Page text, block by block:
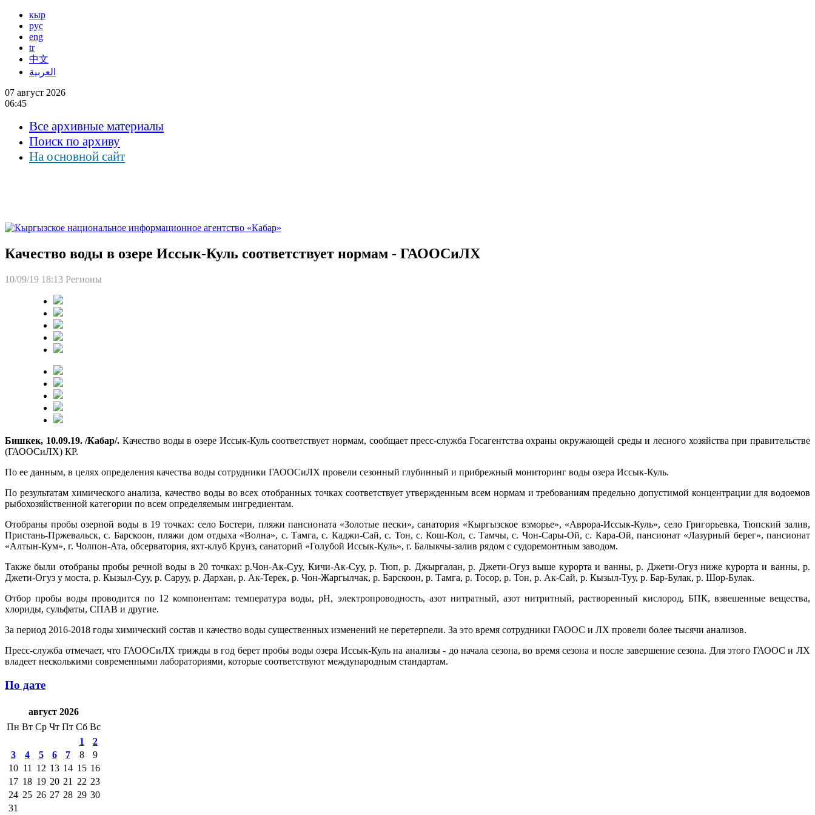
кыр
рус
eng
tr
中文
العربية
07 август 2026
06:45
Все архивные материалы
Поиск по архиву
На основной сайт
Качество воды в озере Иссык-Куль соответствует нормам - ГАООСиЛХ
10/09/19 18:13 Регионы
Бишкек, 10.09.19. /Кабар/. Качество воды в озере Иссык-Куль соответствует нормам, сообщает пресс-служба Госагентства охраны окружающей среды и лесного хозяйства при правительстве
(ГАООСиЛХ) КР.
По ее данным, в целях определения качества воды сотрудники ГАООСиЛХ провели сезонный глубинный и прибрежный мониторинг воды озера Иссык-Куль.
По результатам химического анализа, качество воды во всех отобранных точках соответствует утвержденным всем нормам и требованиям предельно допустимой концентрации для водоемов
рыбохозяйственной категории по всем определяемым ингредиентам.
Отобраны пробы озерной воды в 19 точках: село Бостери, пляжи пансионата «Золотые пески», санатория «Кыргызское взморье», «Аврора-Иссык-Куль», село Григорьевка, Тюпский залив,
Пристань-Пржевальск, с. Барскоон, пляжи дом отдыха «Волна», с. Тамга, с. Каджи-Сай, с. Тон, с. Кош-Кол, с. Тамчы, с. Чон-Сары-Ой, с. Кара-Ой, пансионат «Лазурный берег», пансионат
«Алтын-Кум», г. Чолпон-Ата, обсерватория, яхт-клуб Круиз, санаторий «Голубой Иссык-Куль», г. Балыкчы-залив рядом с судоремонтным заводом.
Также были отобраны пробы речной воды в 20 точках: р.Чон-Ак-Суу, Кичи-Ак-Суу, р. Тюп, р. Джыргалан, р. Джети-Огуз выше курорта и ванны, р. Джети-Огуз ниже курорта и ванны, р.
Джети-Огуз у моста, р. Кызыл-Суу, р. Саруу, р. Дархан, р. Ак-Терек, р. Чон-Жаргылчак, р. Барскоон, р. Тамга, р. Тосор, р. Тон, р. Ак-Сай, р. Кызыл-Туу, р. Бар-Булак, р. Шор-Булак.
Отбор пробы воды проводится по 12 компонентам: температура воды, рН, электропроводность, азот нитратный, азот нитритный, растворенный кислород, БПК, взвешенные вещества,
хлориды, сульфаты, СПАВ и другие.
За период 2016-2018 годы химический состав и качество воды существенных изменений не перетерпели. За это время сотрудники ГАООС и ЛХ провели более тысячи анализов.
Пресс-служба отмечает, что ГАООСиЛХ трижды в год берет пробы воды озера Иссык-Куль на анализы - до начала сезона, во время сезона и после завершение сезона. Для этого ГАООС и ЛХ
владеет несколькими современными лабораториями, которые соответствуют международным стандартам.
По дате
август 2026
Пн Вт Ср Чт Пт Сб Вс
1
2
3
4 5 6 7 8
9
10 11 12 13 14 15 16
17 18 19 20 21 22 23
24 25 26 27 28 29 30
31